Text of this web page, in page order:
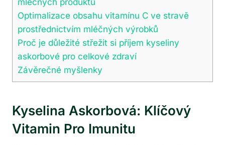
Optimalizace obsahu vitamínu C ve stravě
prostřednictvím mléčných výrobků
Proč je důležité střežit si příjem kyseliny
askorbové pro celkové zdraví
Závěrečné myšlenky
Kyselina Askorbová: Klíčový
Vitamin Pro Imunitu